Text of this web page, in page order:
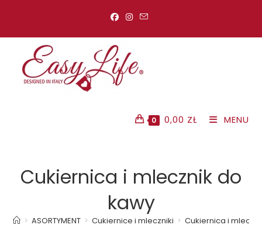
0 0,00 ZŁ MENU
Cukiernica i mlecznik do
kawy
> ASORTYMENT > Cukiernice i mleczniki > Cukiernica i